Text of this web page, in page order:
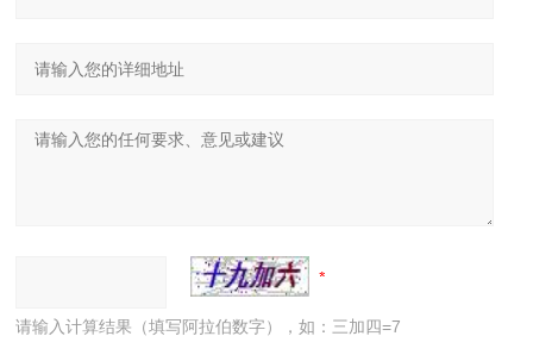
请输入计算结果（填写阿拉伯数字），如：三加四=7